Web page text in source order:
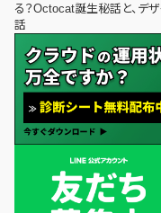
る？Octocat誕生秘話と、デ
話